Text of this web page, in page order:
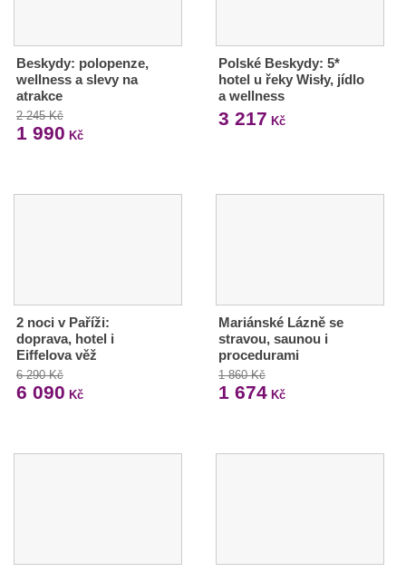
Beskydy: polopenze,
wellness a slevy na
atrakce
2 245 Kč
1 990 Kč
Polské Beskydy: 5*
hotel u řeky Wisły, jídlo
a wellness
3 217 Kč
2 noci v Paříži:
doprava, hotel i
Eiffelova věž
6 290 Kč
6 090 Kč
Mariánské Lázně se
stravou, saunou i
procedurami
1 860 Kč
1 674Kč